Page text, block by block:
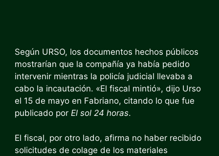
Según URSO, los documentos hechos públicos
mostrarían que la compañía ya había pedido
intervenir mientras la policía judicial llevaba a
cabo la incautación. «El fiscal mintió», dijo Urso
el 15 de mayo en Fabriano, citando lo que fue
publicado por El sol 24 horas.
El fiscal, por otro lado, afirma no haber recibido
solicitudes de colage de los materiales